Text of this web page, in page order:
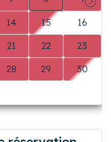
V S
D
0 1 2
7 8 9
21 22 23
28